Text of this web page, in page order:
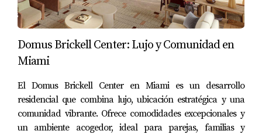
Domus Brickell Center: Lujo y Comunidad en
Miami
El Domus Brickell Center en Miami es un desarrollo
residencial que combina lujo, ubicación estratégica y una
comunidad vibrante. Ofrece comodidades excepcionales y
un ambiente acogedor, ideal para parejas, familias y